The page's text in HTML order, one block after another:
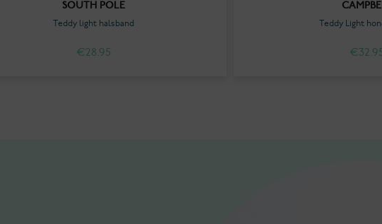
SOUTH POLE
Teddy light halsband
€28.95
Teddy Light
€